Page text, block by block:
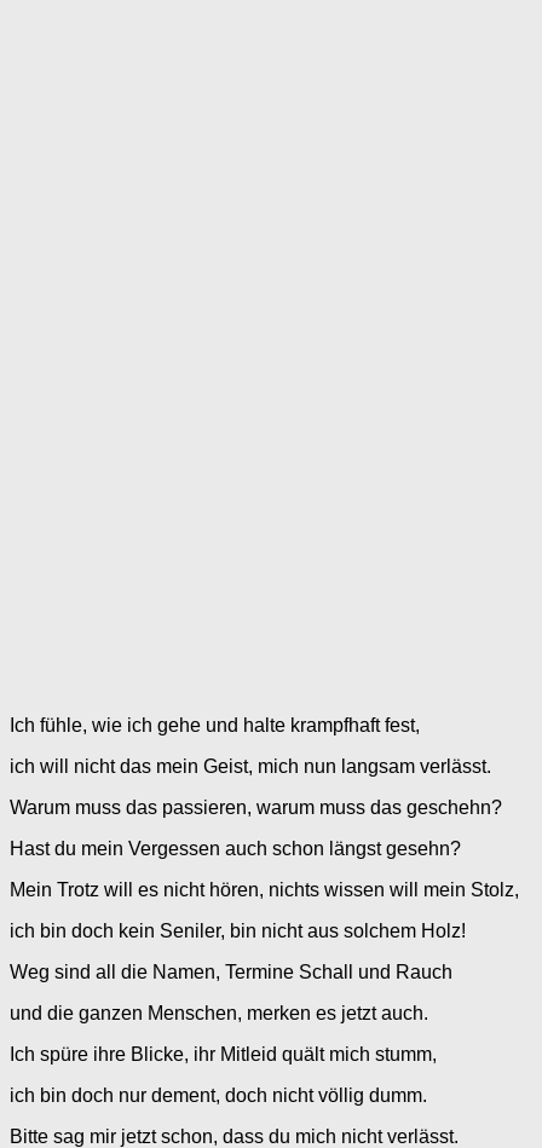
Ich fühle, wie ich gehe und halte krampfhaft fest,
ich will nicht das mein Geist, mich nun langsam verlässt.
Warum muss das passieren, warum muss das geschehn?
Hast du mein Vergessen auch schon längst gesehn?
Mein Trotz will es nicht hören, nichts wissen will mein Stolz,
ich bin doch kein Seniler, bin nicht aus solchem Holz!
Weg sind all die Namen, Termine Schall und Rauch
und die ganzen Menschen, merken es jetzt auch.
Ich spüre ihre Blicke, ihr Mitleid quält mich stumm,
ich bin doch nur dement, doch nicht völlig dumm.
Bitte sag mir jetzt schon, dass du mich nicht verlässt.